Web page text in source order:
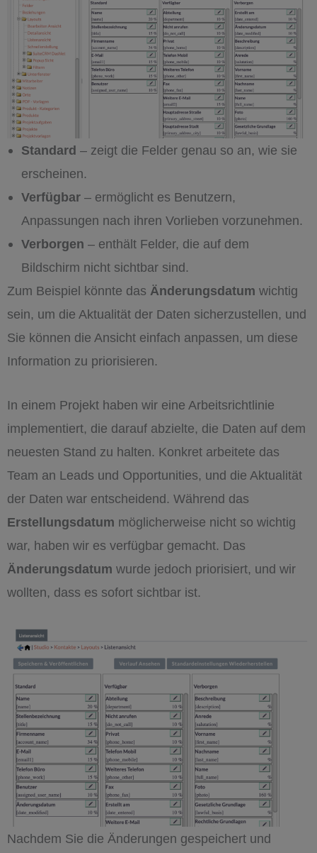
Standard – zeigt die Felder genau so an, wie sie
erscheinen.
Verfügbar – ermöglicht es Benutzern,
Anpassungen nach ihren Vorlieben vorzunehmen.
Verborgen – enthält Felder, die auf dem
Bildschirm nicht sichtbar sind.
Zum Beispiel könnte das Änderungsdatum wichtig
sein, um die Aktualität der Daten sicherzustellen, und
Sie können die Ansicht einfach anpassen, um diese
Information zu priorisieren.
In einem Projekt haben wir eine Arbeitsrichtlinie
implementiert, die darauf abzielte, die Daten auf dem
neuesten Stand zu halten. Konkret arbeitete das
Team an Leads und Opportunities, und die Aktualität
der Daten war entscheidend. Während das
Erstellungsdatum möglicherweise nicht so wichtig
war, haben wir es verfügbar gemacht. Das
Änderungsdatum wurde jedoch priorisiert, und wir
wollten, dass es sofort sichtbar ist.
Nachdem Sie die Änderungen gespeichert und